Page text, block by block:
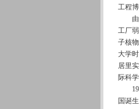
工程博
由于
工厂
子核
大学
居里
际科
国诞